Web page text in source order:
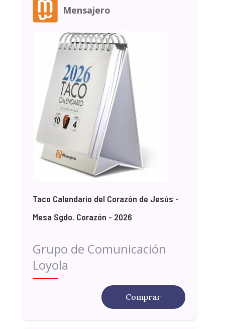
Mensajero
Taco Calendario del Corazón de Jesús -
Mesa Sgdo. Corazón - 2026
Grupo de Comunicación
Loyola
Comprar